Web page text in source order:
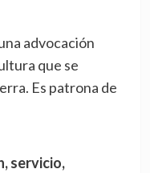
advocación
que se
Es patrona de
servicio,